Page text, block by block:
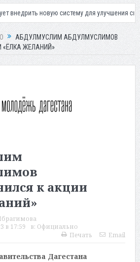
новую систему для улучшения ситуации с
АБДУЛМУСЛИМ АБДУЛМУСЛИМОВ
«ЁЛКА ЖЕЛАНИЙ»
к акции
в 17:59 в: Официально
Печать
Email
Дагестана